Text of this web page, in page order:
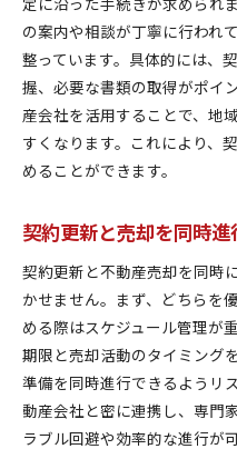
の案内や相談が丁寧に行われ
整っています。具体的には、
握、必要な書類の取得がポイ
産会社を活用することで、地
すくなります。これにより、
めることができます。
契約更新と売却を同時
契約更新と不動産売却を同時
かせません。まず、どちらを
める際はスケジュール管理が
期限と売却活動のタイミング
準備を同時進行できるようリ
動産会社と密に連携し、専門
ラブル回避や効率的な進行が